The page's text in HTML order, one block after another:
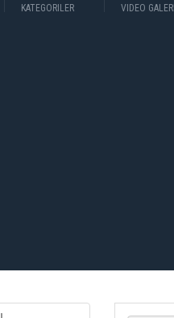
KATEGORILER VIDEO GALERI